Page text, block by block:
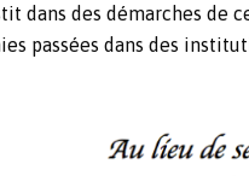
dans des démarches de
passées dans des